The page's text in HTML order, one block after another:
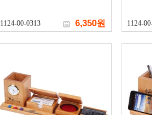
1124-00-0313 6,350원 1124-